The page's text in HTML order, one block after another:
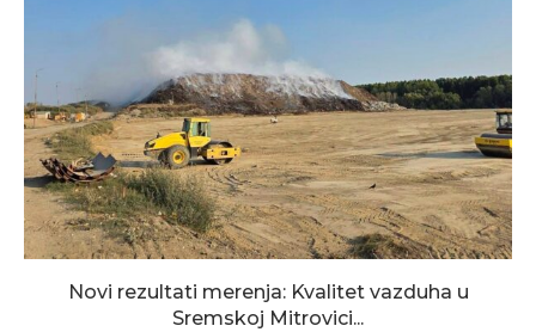
Novi rezultati merenja: Kvalitet vazduha u
Sremskoj Mitrovici...